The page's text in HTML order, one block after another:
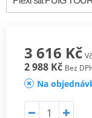
3 616 Kč
2 988 Kč Bez
Na